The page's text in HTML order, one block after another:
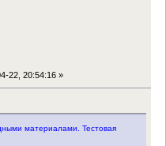
22, 20:54:16 »
материалами. Тестовая